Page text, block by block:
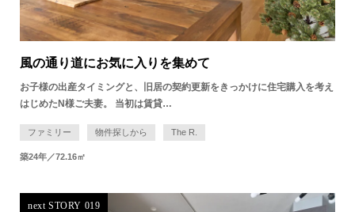
風の通り道にお気に入りを集めて
お子様の出産タイミングと、旧居の契約更新をきっかけに住宅購入を考え
はじめたN様ご夫妻。 当初は賃貸…
ファミリー 物件探しから The R.
築24年／72.16㎡
next STORY 019